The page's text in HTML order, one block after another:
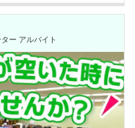
ー アルバイト